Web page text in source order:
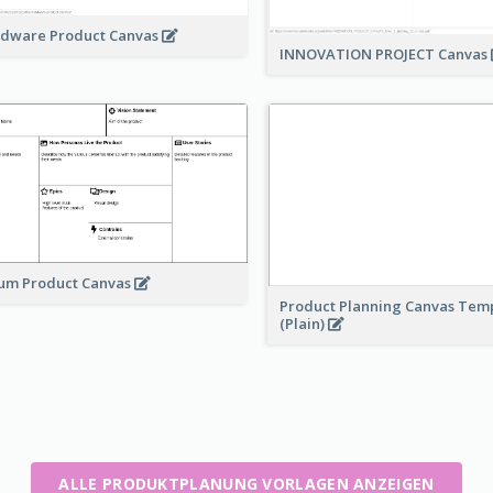
Product Canvas
INNOVATION PROJECT Canvas
Product Canvas
Product Planning Canvas
(Plain)
ALLE PRODUKTPLANUNG VORLAGEN ANZEIGEN